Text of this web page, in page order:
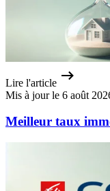
Lire l'article
Mis à jour le 6 août
Meilleur taux